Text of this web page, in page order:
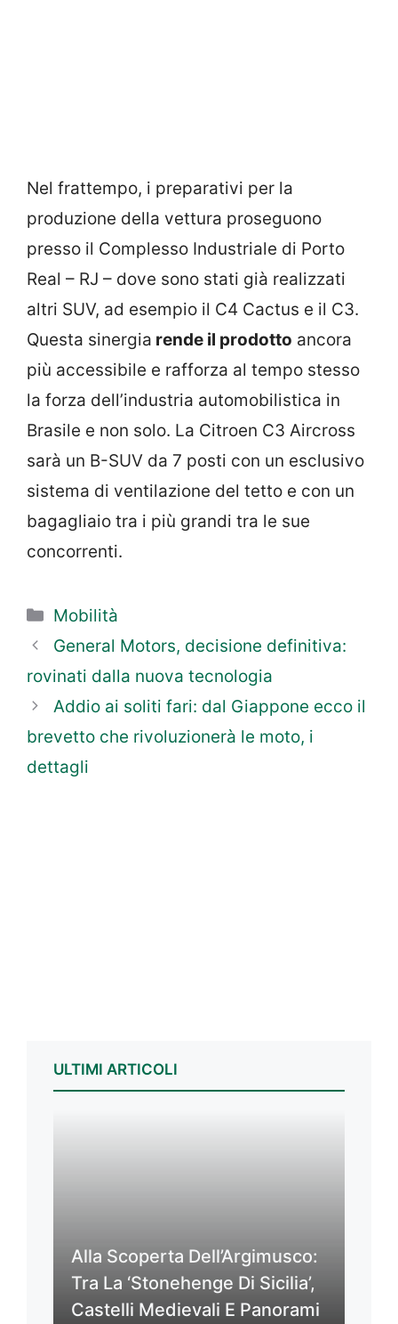
Nel frattempo, i preparativi per la
produzione della vettura proseguono
presso il Complesso Industriale di Porto
Real – RJ – dove sono stati già realizzati
altri SUV, ad esempio il C4 Cactus e il C3.
Questa sinergia rende il prodotto ancora
più accessibile e rafforza al tempo stesso
la forza dell’industria automobilistica in
Brasile e non solo. La Citroen C3 Aircross
sarà un B-SUV da 7 posti con un esclusivo
sistema di ventilazione del tetto e con un
bagagliaio tra i più grandi tra le sue
concorrenti.
Categorie
Mobilità
General Motors, decisione definitiva:
rovinati dalla nuova tecnologia
Addio ai soliti fari: dal Giappone ecco il
brevetto che rivoluzionerà le moto, i
dettagli
ULTIMI ARTICOLI
Alla Scoperta Dell’Argimusco:
Tra La ‘Stonehenge Di Sicilia’,
Castelli Medievali E Panorami